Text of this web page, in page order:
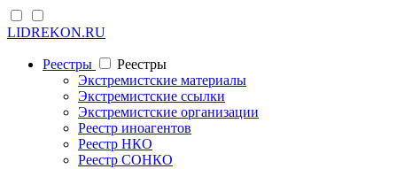
LIDREKON.RU
Реестры
Реестры
Экстремистские материалы
Экстремистские ссылки
Экстремистские организации
Реестр иноагентов
Реестр НКО
Реестр СОНКО